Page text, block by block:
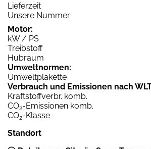
Lieferzeit
Unsere Nummer
Motor:
kW / PS
Treibstoff
Hubraum
Umweltnormen:
Umweltplakette
Verbrauch und Emissionen nach
Kraftstoffverbr. komb.
CO2-Emissionen komb.
CO2-Klasse
Standort